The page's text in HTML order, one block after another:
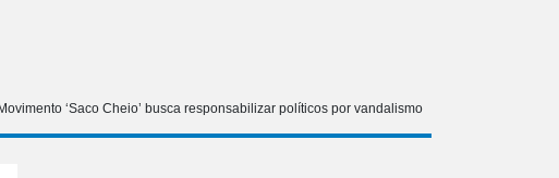
‘Saco Cheio’ busca responsabilizar políticos por vandalismo